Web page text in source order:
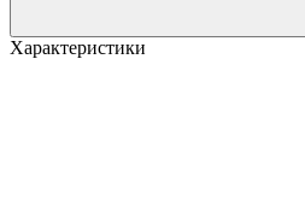
Характеристики